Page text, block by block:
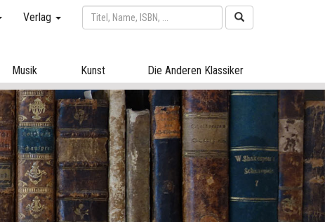
Verlag
Musik Kunst Die Anderen Klassiker